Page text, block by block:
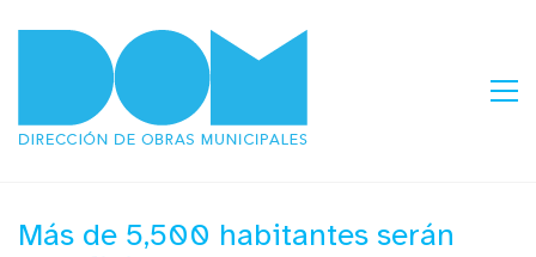
Más de 5,500 habitantes serán